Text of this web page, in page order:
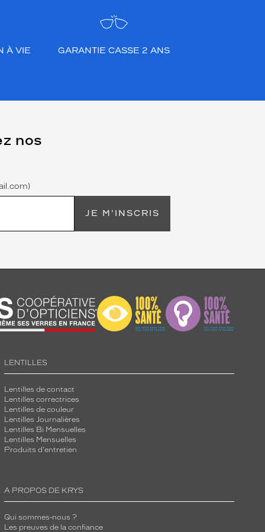
À VIE GARANTIE CASSE 2 ANS
nos
JE M'INSCRIS
LENTILLES
Lentilles de contact
Lentilles correctrices
Lentilles de couleur
Lentilles Journalières
Lentilles Bi Mensuelles
Lentilles Mensuelles
Produits d'entretien
A PROPOS DE KRYS
Qui sommes-nous ?
Les preuves de la confiance